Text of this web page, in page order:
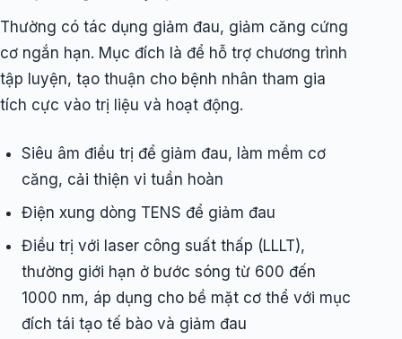
Thường có tác dụng giảm đau, giảm căng cứng
cơ ngắn hạn. Mục đích là để hỗ trợ chương trình
tập luyện, tạo thuận cho bệnh nhân tham gia
tích cực vào trị liệu và hoạt động.
Siêu âm điều trị để giảm đau, làm mềm cơ
căng, cải thiện vi tuần hoàn
Điện xung dòng TENS để giảm đau
Điều trị với laser công suất thấp (LLLT),
thường giới hạn ở bước sóng từ 600 đến
1000 nm, áp dụng cho bề mặt cơ thể với mục
đích tái tạo tế bào và giảm đau